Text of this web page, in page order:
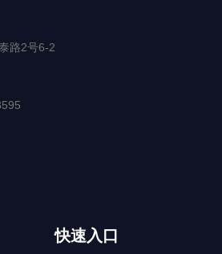
路2号6-2
快速入口